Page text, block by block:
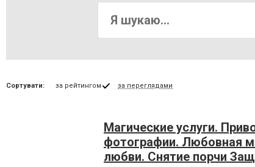
Сортувати: за рейтингом за переглядами
Магические услуги.
фотографии. Любовная
любви. Снятие порчи